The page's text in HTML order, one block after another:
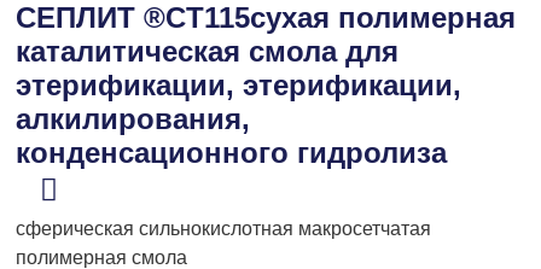
ПРИЛОЖЕНИЕ
ИНВЕСТОРЫ
НОВОСТИ
КОНТАКТ
СЕПЛИТ ®CT115сухая полимерная
каталитическая смола для
этерификации, этерификации,
алкилирования,
конденсационного гидролиза
сферическая сильнокислотная макросетчатая
полимерная смола